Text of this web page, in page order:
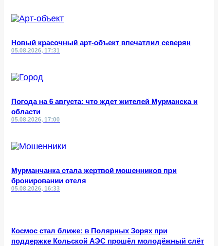
Новый красочный арт-объект впечатлил северян
05.08.2026, 17:31
Погода на 6 августа: что ждет жителей Мурманска и
области
05.08.2026, 17:00
Мурманчанка стала жертвой мошенников при
бронировании отеля
05.08.2026, 16:33
Космос стал ближе: в Полярных Зорях при
поддержке Кольской АЭС прошёл молодёжный слёт